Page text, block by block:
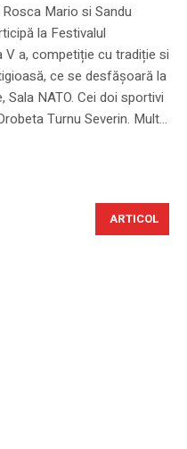
Mario si Sandu
la Festivalul
V a, competiție cu tradiție si
ce se desfășoară la
NATO. Cei doi sportivi
Turnu Severin. Mult...
ARTICOL